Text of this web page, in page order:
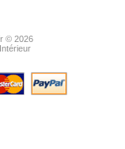
© 2026